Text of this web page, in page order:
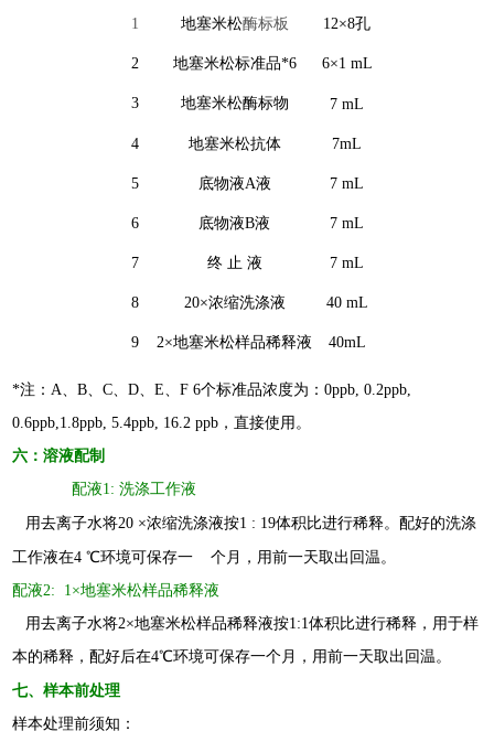
1 地塞米松酶标板 12×8孔
2 地塞米松标准品*6 6×1 mL
3 地塞米松酶标物 7 mL
4 地塞米松抗体 7mL
5 底物液A液 7 mL
6 底物液B液 7 mL
7 终 止 液 7 mL
8 20×浓缩洗涤液 40 mL
9 2×地塞米松样品稀释液 40mL
*注：A、B、C、D、E、F 6个标准品浓度为：0ppb, 0.2ppb,
0.6ppb,1.8ppb, 5.4ppb, 16.2 ppb，直接使用。
六：溶液配制
配液1: 洗涤工作液
用去离子水将20 ×浓缩洗涤液按1 : 19体积比进行稀释。配好的洗涤
工作液在4 ℃环境可保存一
个月，用前一天取出回温。
配液2: 1×地塞米松样品稀释液
用去离子水将2×地塞米松样品稀释液按1:1体积比进行稀释，用于样
本的稀释，配好后在4℃环境可保存一个月，用前一天取出回温。
七、样本前处理
样本处理前须知：